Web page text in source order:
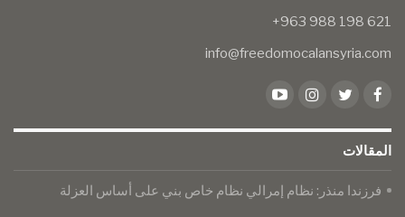
info@freedomocalansyria.com
المقالات
فرزندا منذر: نظام إمرالي نظام خاص بني على أساس العزلة